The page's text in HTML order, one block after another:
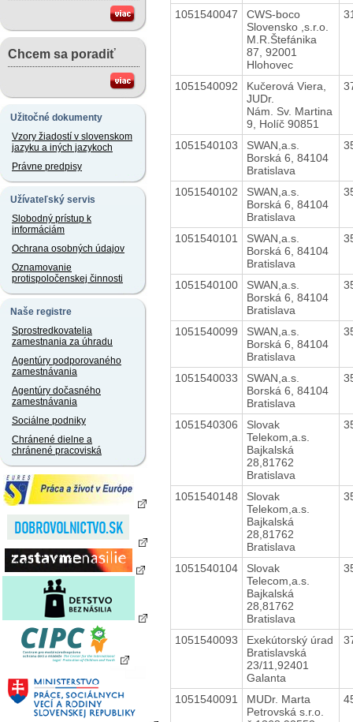
Chcem sa poradiť
Užitočné dokumenty
Vzory žiadostí v slovenskom
jazyku a iných jazykoch
Právne predpisy
Užívateľský servis
Slobodný prístup k
informáciám
Ochrana osobných údajov
Oznamovanie
protispoločenskej činnosti
Naše registre
Sprostredkovatelia
zamestnania za úhradu
Agentúry podporovaného
zamestnávania
Agentúry dočasného
zamestnávania
Sociálne podniky
Chránené dielne a
chránené pracoviská
1051540047
CWS-boco
Slovensko ,s.r.o.
M.R.Štefánika
87, 92001
Hlohovec
1051540092
Kučerová Viera,
JUDr.
Nám. Sv. Martina
9, Holíč 90851
1051540103
SWAN,a.s.
Borská 6, 84104
Bratislava
1051540102
SWAN,a.s.
Borská 6, 84104
Bratislava
1051540101
SWAN,a.s.
Borská 6, 84104
Bratislava
1051540100
SWAN,a.s.
Borská 6, 84104
Bratislava
1051540099
SWAN,a.s.
Borská 6, 84104
Bratislava
1051540033
SWAN,a.s.
Borská 6, 84104
Bratislava
1051540306
Slovak
Telekom,a.s.
Bajkalská
28,81762
Bratislava
1051540148
Slovak
Telekom,a.s.
Bajkalská
28,81762
Bratislava
1051540104
Slovak
Telecom,a.s.
Bajkalská
28,81762
Bratislava
1051540093
Exekútorský úrad
Bratislavská
23/11,92401
Galanta
1051540091
MUDr. Marta
Petrovská s.r.o.